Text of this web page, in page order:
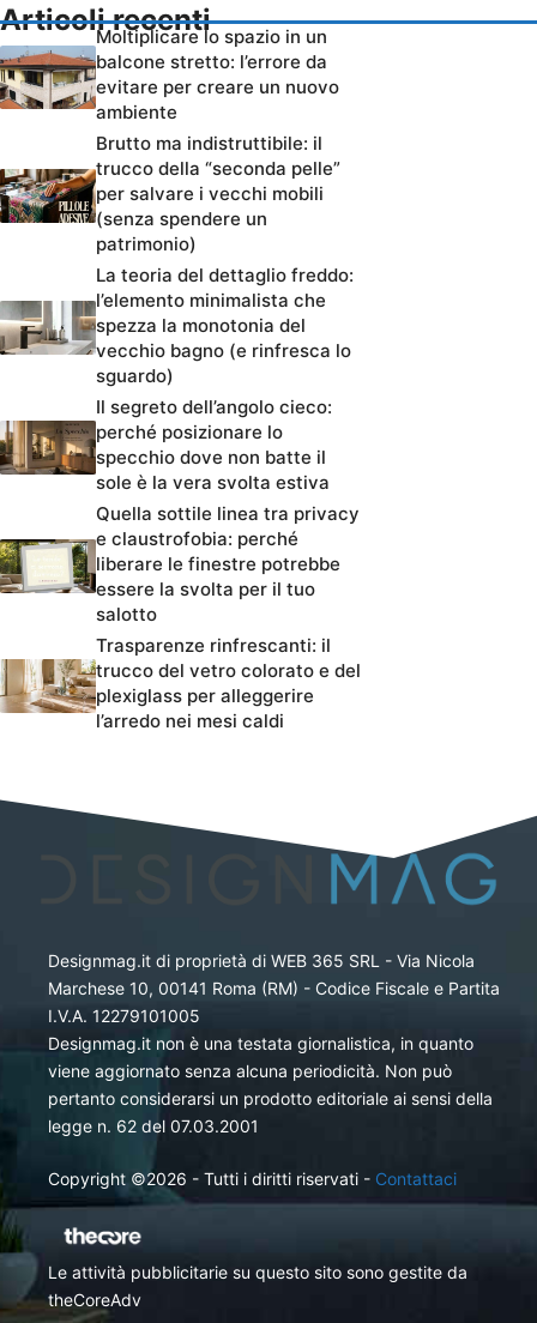
Articoli recenti
Moltiplicare lo spazio in un
balcone stretto: l’errore da
evitare per creare un nuovo
ambiente
Brutto ma indistruttibile: il
trucco della “seconda pelle”
per salvare i vecchi mobili
(senza spendere un
patrimonio)
La teoria del dettaglio freddo:
l’elemento minimalista che
spezza la monotonia del
vecchio bagno (e rinfresca lo
sguardo)
Il segreto dell’angolo cieco:
perché posizionare lo
specchio dove non batte il
sole è la vera svolta estiva
Quella sottile linea tra privacy
e claustrofobia: perché
liberare le finestre potrebbe
essere la svolta per il tuo
salotto
Trasparenze rinfrescanti: il
trucco del vetro colorato e del
plexiglass per alleggerire
l’arredo nei mesi caldi
Designmag.it di proprietà di WEB 365 SRL - Via Nicola
Marchese 10, 00141 Roma (RM) - Codice Fiscale e Partita
I.V.A. 12279101005
Designmag.it non è una testata giornalistica, in quanto
viene aggiornato senza alcuna periodicità. Non può
pertanto considerarsi un prodotto editoriale ai sensi della
legge n. 62 del 07.03.2001
Copyright ©2026 - Tutti i diritti riservati - Contattaci
Le attività pubblicitarie su questo sito sono gestite da
theCoreAdv